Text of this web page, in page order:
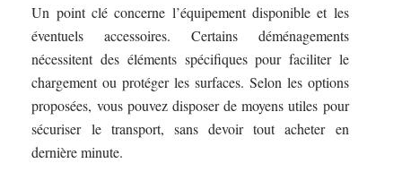
Un point clé concerne l’équipement disponible et les
éventuels accessoires. Certains déménagements
nécessitent des éléments spécifiques pour faciliter le
chargement ou protéger les surfaces. Selon les options
proposées, vous pouvez disposer de moyens utiles pour
sécuriser le transport, sans devoir tout acheter en
dernière minute.